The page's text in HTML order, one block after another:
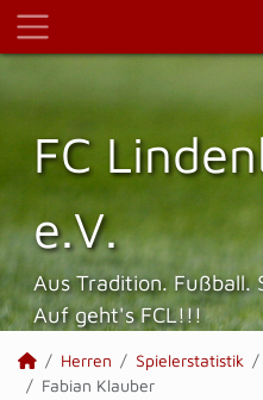
FC
e.V.
Aus Tradition. Fußball.
Auf geht's FCL!!!
Herren Spielerstatistik
Fabian Klauber